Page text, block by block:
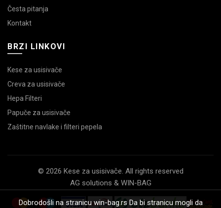
Česta pitanja
Kontakt
BRZI LINKOVI
Kese za usisivače
Creva za usisivače
Hepa Filteri
Papuče za usisivače
Zaštitne navlake i filteri pepela
© 2026 Kese za usisivače. All rights reserved
AG solutions & WIN-BAG
Dobrodošli na stranicu win-bag.rs Da bi stranicu mogli da